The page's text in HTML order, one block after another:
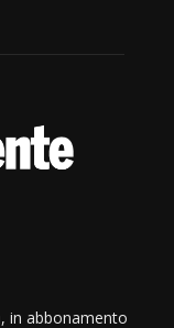
in abbonamento